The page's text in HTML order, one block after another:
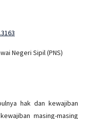
Negeri Sipil (PNS)
hak dan kewajiban
masing-masing